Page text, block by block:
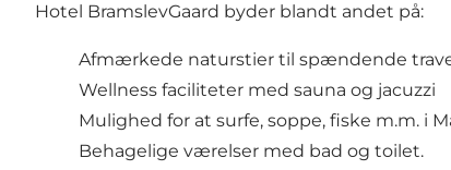
Hotel BramslevGaard byder blandt andet på:
Afmærkede naturstier til spændende
Wellness faciliteter med sauna og jacuzzi
Mulighed for at surfe, soppe, fiske m.m. i
Behagelige værelser med bad og toilet.